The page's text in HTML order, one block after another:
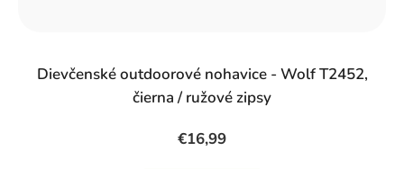
Dievčenské outdoorové nohavice - Wolf T2452,
čierna / ružové zipsy
€16,99